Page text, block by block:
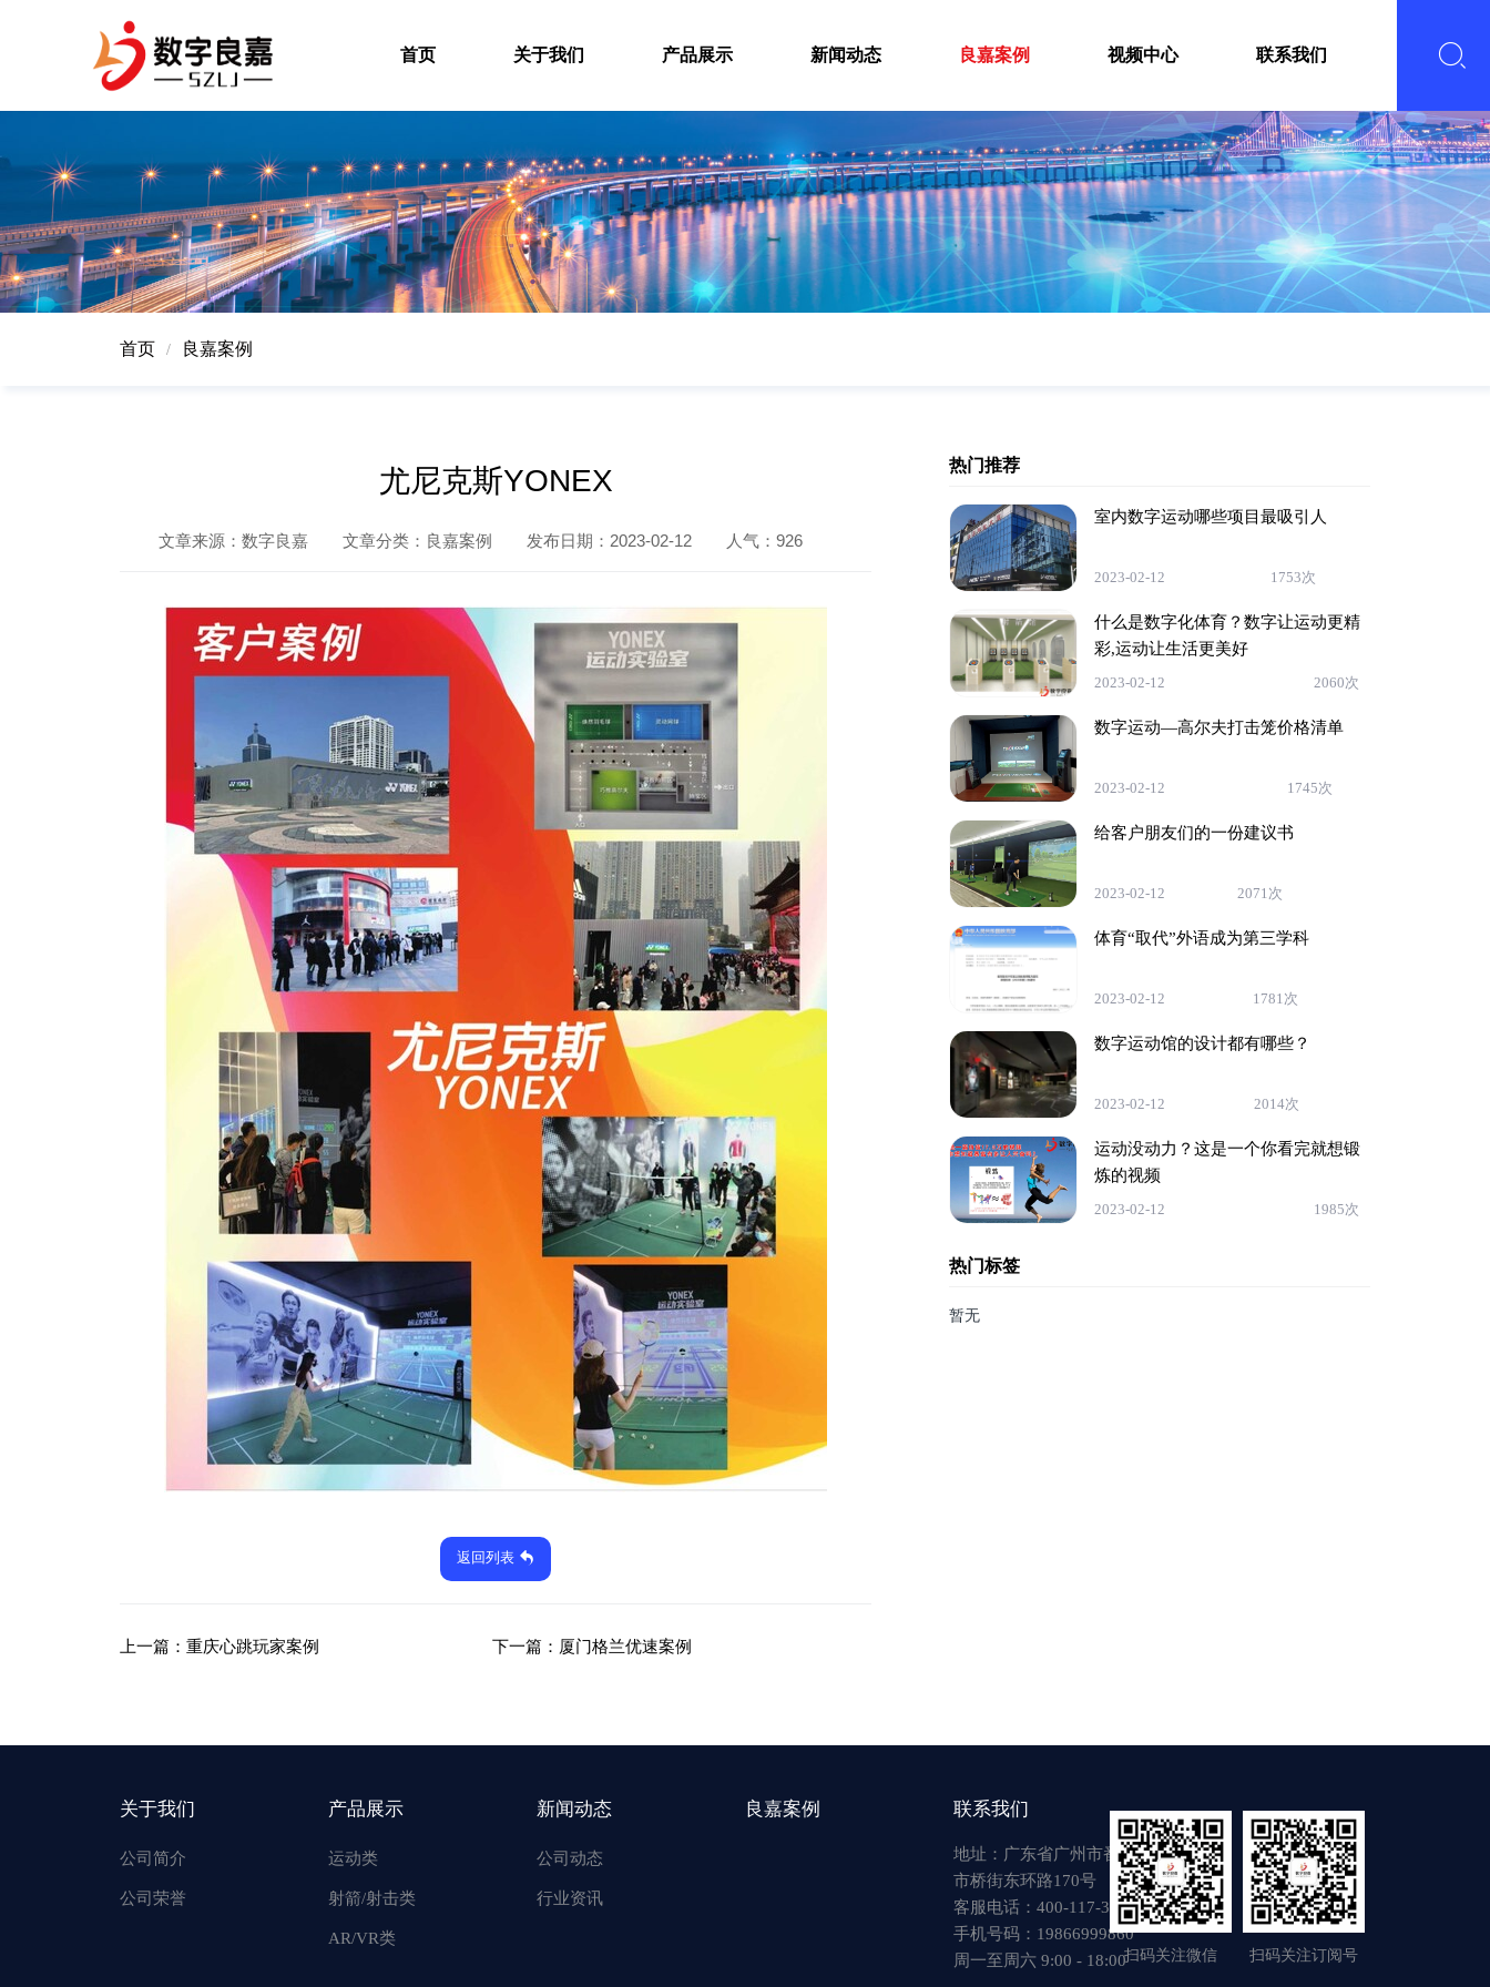
首页 关于我们 产品展示 新闻动态 良嘉案例 视频中心 联系我们
首页 / 良嘉案例
尤尼克斯YONEX
文章来源：数字良嘉 文章分类：良嘉案例 发布日期：2023-02-12 人气： 926
返回列表
上一篇： 重庆心跳玩家案例 下一篇： 厦门格兰优速案例
热门推荐
室内数字运动哪些项目最吸引人
2023-02-12 1753次
什么是数字化体育？数字让运动更精
彩,运动让生活更美好
2023-02-12 2060次
数字运动—高尔夫打击笼价格清单
2023-02-12 1745次
给客户朋友们的一份建议书
2023-02-12 2071次
体育“取代”外语成为第三学科
2023-02-12 1781次
数字运动馆的设计都有哪些？
2023-02-12 2014次
运动没动力？这是一个你看完就想锻
炼的视频
2023-02-12 1985次
热门标签
暂无
关于我们
公司简介
公司荣誉
产品展示
运动类
射箭/射击类
AR/VR类
新闻动态
公司动态
行业资讯
良嘉案例 联系我们
地址：广东省广州市番禺区
市桥街东环路170号
客服电话：400-117-3917
手机号码：19866999860
周一至周六 9:00 - 18:00扫码关注微信 扫码关注订阅号